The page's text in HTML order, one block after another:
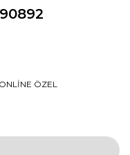
ONLİNE ÖZEL